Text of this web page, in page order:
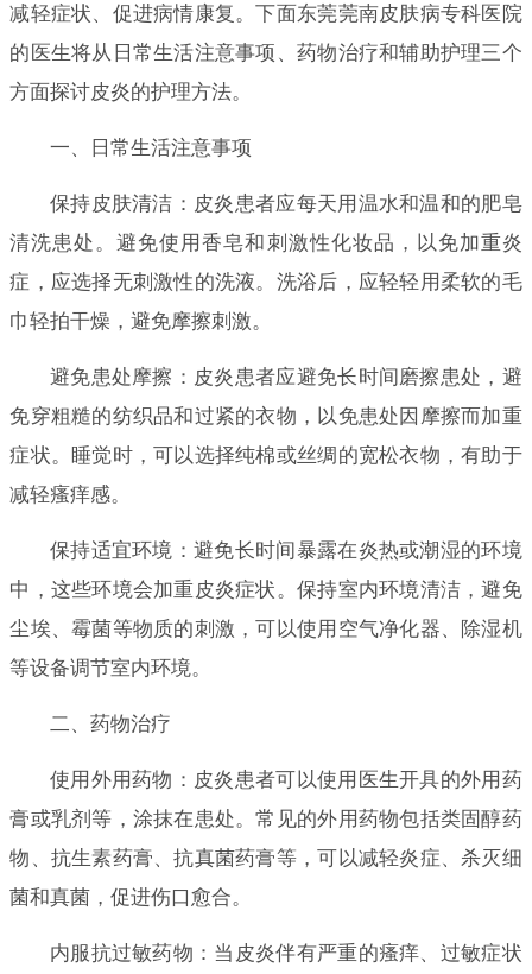
减轻症状、促进病情康复。下面东莞莞南皮肤病专科医院
的医生将从日常生活注意事项、药物治疗和辅助护理三个
方面探讨皮炎的护理方法。
一、日常生活注意事项
保持皮肤清洁：皮炎患者应每天用温水和温和的肥皂
清洗患处。避免使用香皂和刺激性化妆品，以免加重炎
症，应选择无刺激性的洗液。洗浴后，应轻轻用柔软的毛
巾轻拍干燥，避免摩擦刺激。
避免患处摩擦：皮炎患者应避免长时间磨擦患处，避
免穿粗糙的纺织品和过紧的衣物，以免患处因摩擦而加重
症状。睡觉时，可以选择纯棉或丝绸的宽松衣物，有助于
减轻瘙痒感。
保持适宜环境：避免长时间暴露在炎热或潮湿的环境
中，这些环境会加重皮炎症状。保持室内环境清洁，避免
尘埃、霉菌等物质的刺激，可以使用空气净化器、除湿机
等设备调节室内环境。
二、药物治疗
使用外用药物：皮炎患者可以使用医生开具的外用药
膏或乳剂等，涂抹在患处。常见的外用药物包括类固醇药
物、抗生素药膏、抗真菌药膏等，可以减轻炎症、杀灭细
菌和真菌，促进伤口愈合。
内服抗过敏药物：当皮炎伴有严重的瘙痒、过敏症状